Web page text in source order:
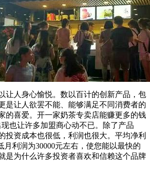
人身心愉悦。数以百计的创新产品，包
是让人欲罢不能、能够满足不同消费者的
的喜爱。开一家奶茶专卖店能赚更多的钱
也让许多加盟商心动不已。除了产品
投资成本也很低，利润也很大。平均净利
月利润为30000元左右，使您能以最快的
是为什么许多投资者喜欢和信赖这个品牌